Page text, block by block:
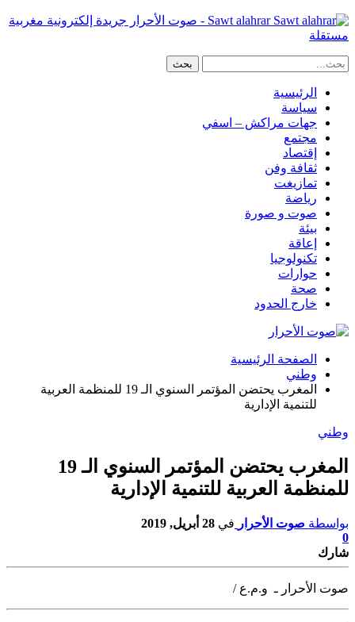
Sawt alahrar - صوت الأحرار جريدة إلكترونية مغربية
مستقلة
الرئيسية
سياسة
جهات مراكش – اسفي
مجتمع
إقتصاد
ثقافة وفن
تمازيغت
رياضة
صوت و صورة
بيئة
إعاقة
تكنولوجيا
حوارات
صحة
خارج الحدود
الصفحة الرئيسية
وطني
المغرب يحتضن المؤتمر السنوي الـ 19 للمنظمة العربية
للتنمية الإدارية
وطني
المغرب يحتضن المؤتمر السنوي الـ 19
للمنظمة العربية للتنمية الإدارية
بواسطة صوت الأحرار في 28 أبريل, 2019
0
شارك
صوت الأحرار ـ و.م.ع /